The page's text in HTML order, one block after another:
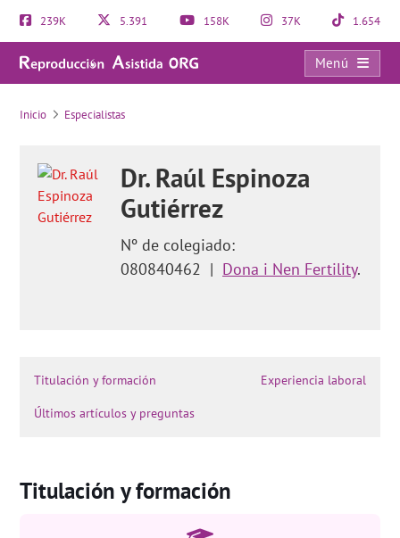
239K 5.391 158K 37K 1.654
Menú
Tasas de éxito de los tratamientos de reproducción asistida
Inicio Especialistas
Dr. Raúl Espinoza
Gutiérrez
Nº de colegiado:
080840462 | Dona i Nen Fertility.
Titulación y formación Experiencia laboral
Últimos artículos y preguntas
Titulación y formación